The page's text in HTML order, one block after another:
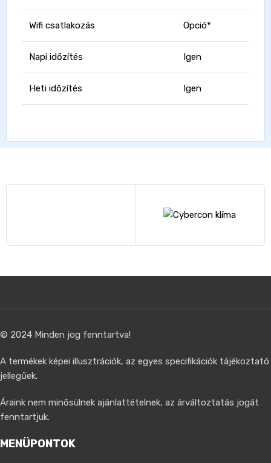
Wifi csatlakozás Opció*
Napi időzítés Igen
Heti időzítés Igen
© 2024 Minden jog fenntartva!
A termékek képei illusztrációk, az egyes specifikációk tájékoztató
jellegűek.
Áraink nem minősülnek ajánlattételnek, az árváltoztatás jogát
fenntartjuk.
MENÜPONTOK